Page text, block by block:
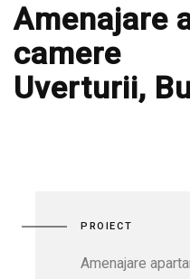
Amenajare
camere
Uverturii,
PROIECT
Amenajare